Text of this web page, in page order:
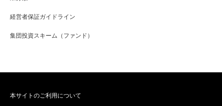
経営者保証ガイドライン
集団投資スキーム（ファンド）
本サイトのご利用について